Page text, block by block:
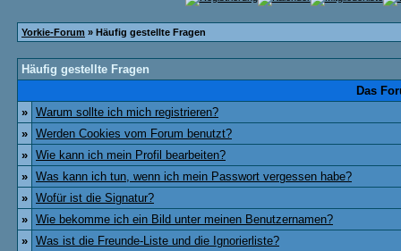
Yorkie-Forum » Häufig gestellte Fragen
Häufig gestellte Fragen
Das
» Warum sollte ich mich registrieren?
» Werden Cookies vom Forum benutzt?
» Wie kann ich mein Profil bearbeiten?
» Was kann ich tun, wenn ich mein Passwort vergessen habe?
» Wofür ist die Signatur?
» Wie bekomme ich ein Bild unter meinen Benutzernamen?
» Was ist die Freunde-Liste und die Ignorierliste?